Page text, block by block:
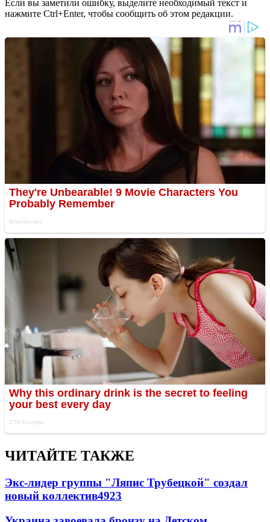
Если вы заметили ошибку, выделите необходимый текст и
нажмите Ctrl+Enter, чтобы сообщить об этом редакции.
ЧИТАЙТЕ ТАКЖЕ
Экс-лидер группы "Ляпис Трубецкой" создал
новый коллектив4923